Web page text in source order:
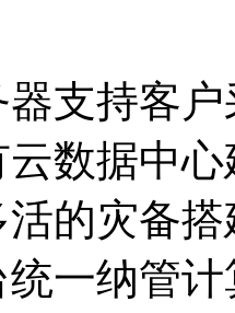
支持客
云数据中
的灾备搭
一纳管计